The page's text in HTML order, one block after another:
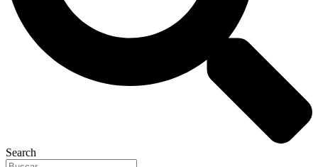
Search